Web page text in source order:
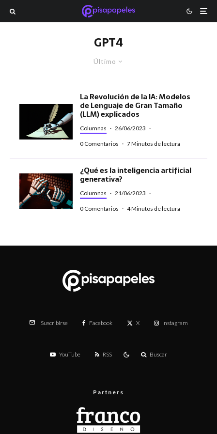
GPT4
Último
La Revolución de la IA: Modelos
de Lenguaje de Gran Tamaño
(LLM) explicados
Columnas · 26/06/2023 ·
0 Comentarios · 7 Minutos de lectura
¿Qué es la inteligencia artificial
generativa?
Columnas · 21/06/2023 ·
0 Comentarios · 4 Minutos de lectura
Suscribirse Facebook X Instagram
YouTube RSS Buscar
Partners